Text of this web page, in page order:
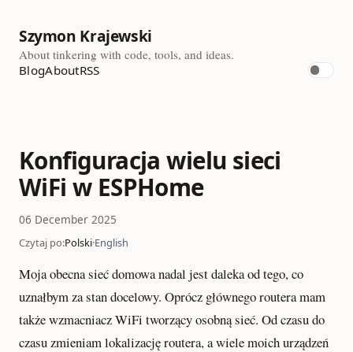
Szymon Krajewski
About tinkering with code, tools, and ideas.
BlogAboutRSS
Konfiguracja wielu sieci
WiFi w ESPHome
06 December 2025
Czytaj po:Polski·English
Moja obecna sieć domowa nadal jest daleka od tego, co
uznałbym za stan docelowy. Oprócz głównego routera mam
także wzmacniacz WiFi tworzący osobną sieć. Od czasu do
czasu zmieniam lokalizację routera, a wiele moich urządzeń